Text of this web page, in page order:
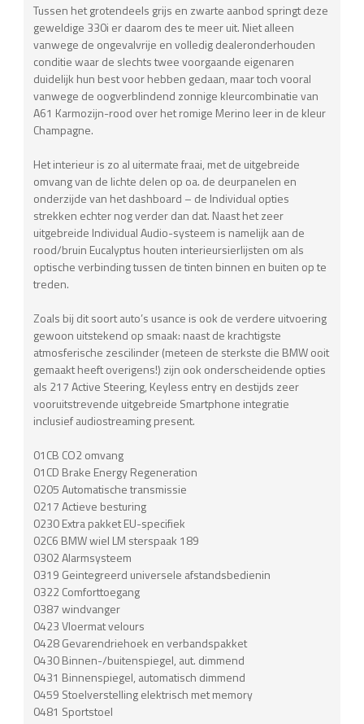
Tussen het grotendeels grijs en zwarte aanbod springt deze
geweldige 330i er daarom des te meer uit. Niet alleen
vanwege de ongevalvrije en volledig dealeronderhouden
conditie waar de slechts twee voorgaande eigenaren
duidelijk hun best voor hebben gedaan, maar toch vooral
vanwege de oogverblindend zonnige kleurcombinatie van
A61 Karmozijn-rood over het romige Merino leer in de kleur
Champagne.
Het interieur is zo al uitermate fraai, met de uitgebreide
omvang van de lichte delen op oa. de deurpanelen en
onderzijde van het dashboard – de Individual opties
strekken echter nog verder dan dat. Naast het zeer
uitgebreide Individual Audio-systeem is namelijk aan de
rood/bruin Eucalyptus houten interieursierlijsten om als
optische verbinding tussen de tinten binnen en buiten op te
treden.
Zoals bij dit soort auto’s usance is ook de verdere uitvoering
gewoon uitstekend op smaak: naast de krachtigste
atmosferische zescilinder (meteen de sterkste die BMW ooit
gemaakt heeft overigens!) zijn ook onderscheidende opties
als 217 Active Steering, Keyless entry en destijds zeer
vooruitstrevende uitgebreide Smartphone integratie
inclusief audiostreaming present.
01CB CO2 omvang
01CD Brake Energy Regeneration
0205 Automatische transmissie
0217 Actieve besturing
0230 Extra pakket EU-specifiek
02C6 BMW wiel LM sterspaak 189
0302 Alarmsysteem
0319 Geintegreerd universele afstandsbedienin
0322 Comforttoegang
0387 windvanger
0423 Vloermat velours
0428 Gevarendriehoek en verbandspakket
0430 Binnen-/buitenspiegel, aut. dimmend
0431 Binnenspiegel, automatisch dimmend
0459 Stoelverstelling elektrisch met memory
0481 Sportstoel